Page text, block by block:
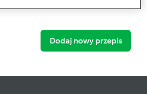
Dodaj nowy przepis